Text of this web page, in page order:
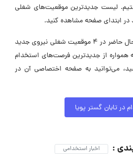
لیست جدیدترین موقعیت‌های شغلی
در ابتدای صفحه مشاهده کنید.
تابان گستر پویا در حال حاضر در ۴ موقعیت شغلی نیروی جدید
همواره از جدیدترین فرصت‌های استخدام
می‌توانید به صفحه اختصاصی آن در
تابان گستر پویا
: اخبار استخدامی